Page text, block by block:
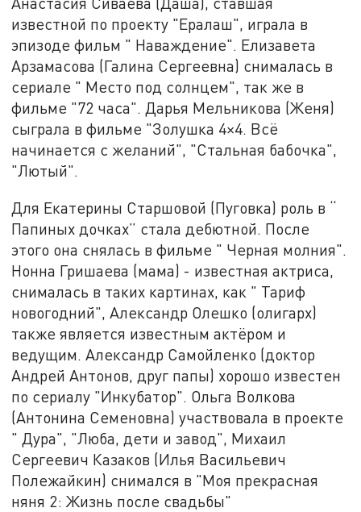
известной по проекту "Ералаш", играла в
эпизоде фильм " Наваждение". Елизавета
Арзамасова (Галина Сергеевна) снималась в
сериале " Место под солнцем", так же в
фильме "72 часа". Дарья Мельникова (Женя)
сыграла в фильме "Золушка 4×4. Всё
начинается с желаний", "Стальная бабочка",
"Лютый".
Для Екатерины Старшовой (Пуговка) роль в “
Папиных дочках” стала дебютной. После
этого она снялась в фильме " Черная молния".
Нонна Гришаева (мама) - известная актриса,
снималась в таких картинах, как " Тариф
новогодний", Александр Олешко (олигарх)
также является известным актёром и
ведущим. Александр Самойленко (доктор
Андрей Антонов, друг папы) хорошо известен
по сериалу "Инкубатор". Ольга Волкова
(Антонина Семеновна) участвовала в проекте
" Дура", "Люба, дети и завод", Михаил
Сергеевич Казаков (Илья Васильевич
Полежайкин) снимался в "Моя прекрасная
няня 2: Жизнь после свадьбы"